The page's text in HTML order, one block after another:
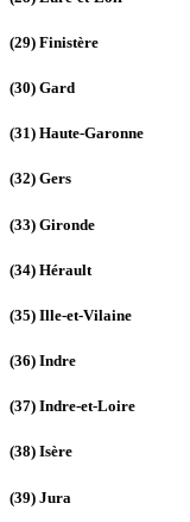
(29) Finistère
(30) Gard
(31) Haute-Garonne
(32) Gers
(33) Gironde
(34) Hérault
(35) Ille-et-Vilaine
(36) Indre
(37) Indre-et-Loire
(38) Isère
(39) Jura